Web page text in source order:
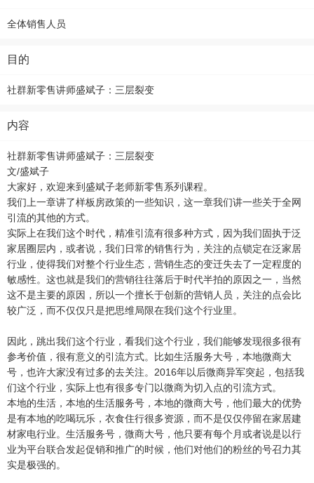
全体销售人员
目的
社群新零售讲师盛斌子：三层裂变
内容
社群新零售讲师盛斌子：三层裂变
文/盛斌子
大家好，欢迎来到盛斌子老师新零售系列课程。
我们上一章讲了样板房政策的一些知识，这一章我们讲一些关于全网
引流的其他的方式。
实际上在我们这个时代，精准引流有很多种方式，因为我们固执于泛
家居圈层内，或者说，我们日常的销售行为，关注的点锁定在泛家居
行业，使得我们对整个行业生态，营销生态的变迁失去了一定程度的
敏感性。这也就是我们的营销往往落后于时代半拍的原因之一，当然
这不是主要的原因，所以一个擅长于创新的营销人员，关注的点会比
较广泛，而不仅仅只是把思维局限在我们这个行业里。
因此，跳出我们这个行业，看我们这个行业，我们能够发现很多很有
参考价值，很有意义的引流方式。比如生活服务大号，本地微商大
号，也许大家没有过多的去关注。2016年以后微商异军突起，包括我
们这个行业，实际上也有很多专门以微商为切入点的引流方式。
本地的生活，本地的生活服务号，本地的微商大号，他们最大的优势
是有本地的吃喝玩乐，衣食住行很多资源，而不是仅仅停留在家居建
材家电行业。生活服务号，微商大号，他只要有每个月或者说是以行
业为平台联合发起促销和推广的时候，他们对他们的粉丝的号召力其
实是极强的。